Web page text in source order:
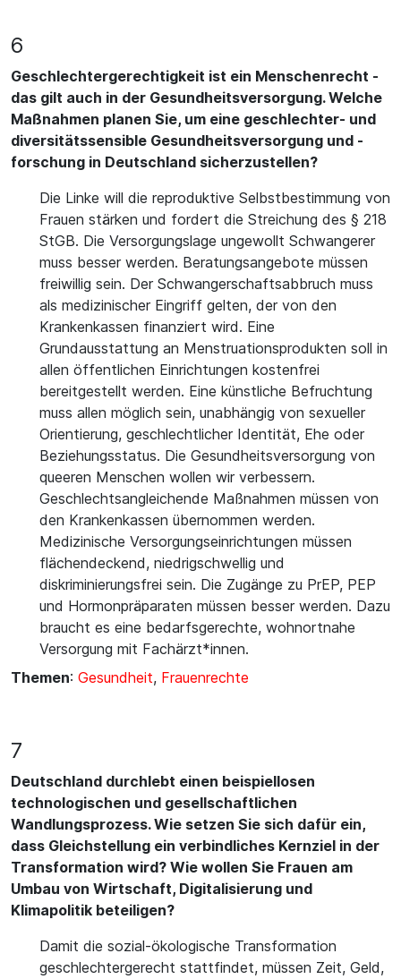
6
Geschlechtergerechtigkeit ist ein Menschenrecht -
das gilt auch in der Gesundheitsversorgung. Welche
Maßnahmen planen Sie, um eine geschlechter- und
diversitätssensible Gesundheitsversorgung und -
forschung in Deutschland sicherzustellen?
Die Linke will die reproduktive Selbstbestimmung von
Frauen stärken und fordert die Streichung des § 218
StGB. Die Versorgungslage ungewollt Schwangerer
muss besser werden. Beratungsangebote müssen
freiwillig sein. Der Schwangerschaftsabbruch muss
als medizinischer Eingriff gelten, der von den
Krankenkassen finanziert wird. Eine
Grundausstattung an Menstruationsprodukten soll in
allen öffentlichen Einrichtungen kostenfrei
bereitgestellt werden. Eine künstliche Befruchtung
muss allen möglich sein, unabhängig von sexueller
Orientierung, geschlechtlicher Identität, Ehe oder
Beziehungsstatus. Die Gesundheitsversorgung von
queeren Menschen wollen wir verbessern.
Geschlechtsangleichende Maßnahmen müssen von
den Krankenkassen übernommen werden.
Medizinische Versorgungseinrichtungen müssen
flächendeckend, niedrigschwellig und
diskriminierungsfrei sein. Die Zugänge zu PrEP, PEP
und Hormonpräparaten müssen besser werden. Dazu
braucht es eine bedarfsgerechte, wohnortnahe
Versorgung mit Fachärzt*innen.
Themen: Gesundheit, Frauenrechte
7
Deutschland durchlebt einen beispiellosen
technologischen und gesellschaftlichen
Wandlungsprozess. Wie setzen Sie sich dafür ein,
dass Gleichstellung ein verbindliches Kernziel in der
Transformation wird? Wie wollen Sie Frauen am
Umbau von Wirtschaft, Digitalisierung und
Klimapolitik beteiligen?
Damit die sozial-ökologische Transformation
geschlechtergerecht stattfindet, müssen Zeit, Geld,